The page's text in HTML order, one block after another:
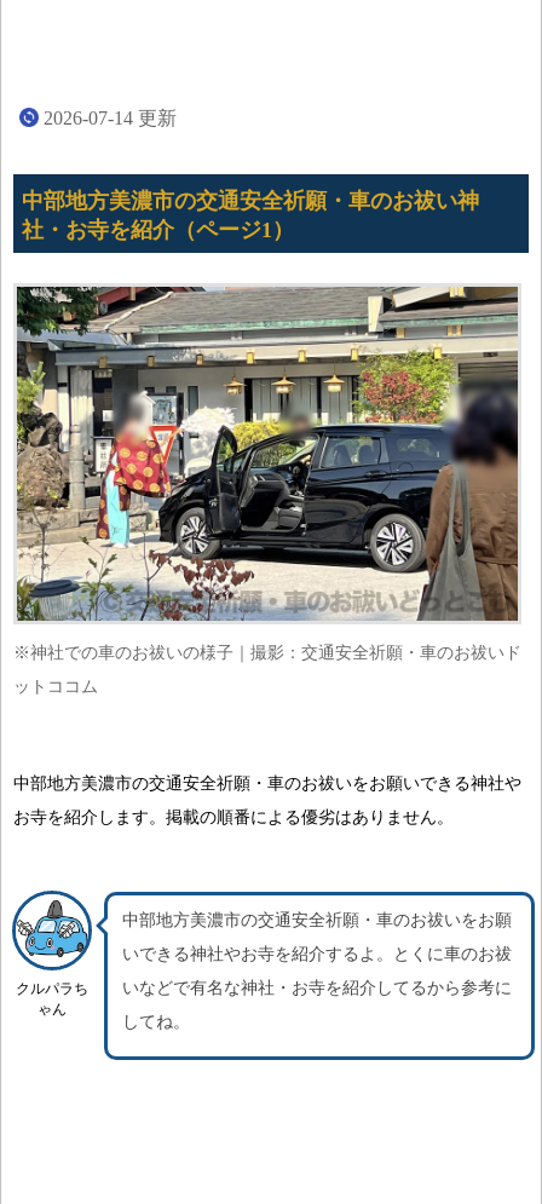
2026-07-14 更新
中部地方美濃市の交通安全祈願・車のお祓い神
社・お寺を紹介（ページ1）
※神社での車のお祓いの様子｜撮影：交通安全祈願・車のお祓いド
ットココム
中部地方美濃市の交通安全祈願・車のお祓いをお願いできる神社や
お寺を紹介します。掲載の順番による優劣はありません。
クルパラち
ゃん
中部地方美濃市の交通安全祈願・車のお祓いをお願
いできる神社やお寺を紹介するよ。
とくに車のお祓
いなどで有名な神社・お寺を紹介 してるから参考に
してね。